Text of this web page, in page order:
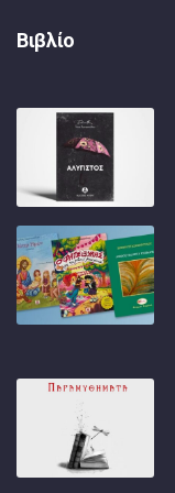
Βιβλίο